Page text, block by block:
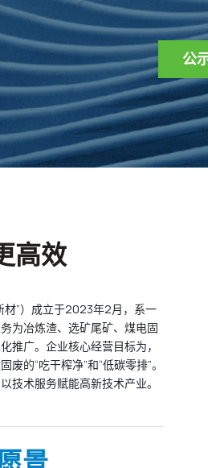
公
高效
材”）成立于2023年2月，系一
为冶炼渣、选矿尾矿、煤电固
推广。企业核心经营目标为，
的“吃干榨净”和“低碳零排”。
技术服务赋能高新技术产业。